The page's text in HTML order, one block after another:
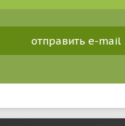
отправить e-mail